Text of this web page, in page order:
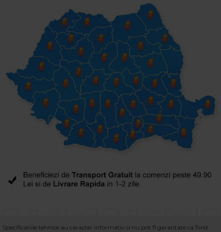
Specificatiile tehnice au caracter informativ si nu pot fi garantate ca fiind